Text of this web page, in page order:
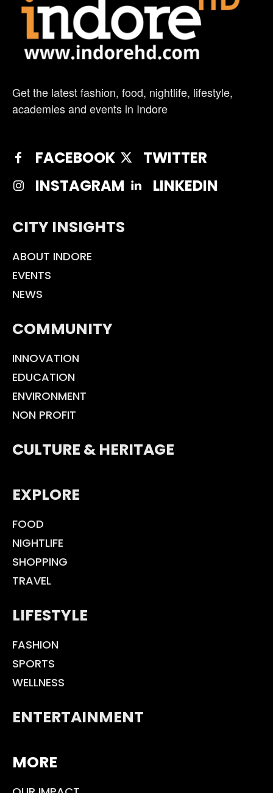
Get the latest fashion, food, nightlife, lifestyle,
academies and events in Indore
FACEBOOK
TWITTER
INSTAGRAM
LINKEDIN
CITY INSIGHTS
ABOUT INDORE
EVENTS
NEWS
COMMUNITY
INNOVATION
EDUCATION
ENVIRONMENT
NON PROFIT
CULTURE & HERITAGE
EXPLORE
FOOD
NIGHTLIFE
SHOPPING
TRAVEL
LIFESTYLE
FASHION
SPORTS
WELLNESS
ENTERTAINMENT
MORE